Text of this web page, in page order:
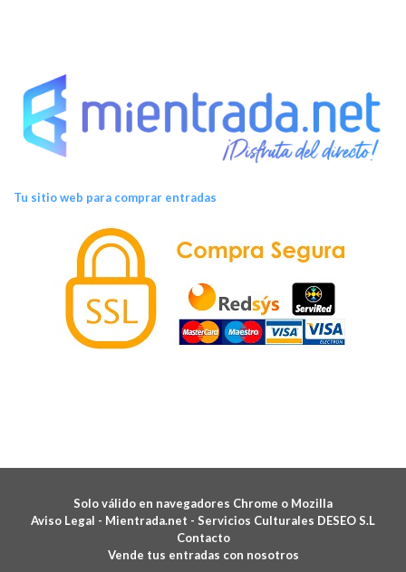
Tu sitio web para comprar entradas
Solo válido en navegadores Chrome o Mozilla
Aviso Legal - Mientrada.net - Servicios Culturales DESEO S.L
Contacto
Vende tus entradas con nosotros